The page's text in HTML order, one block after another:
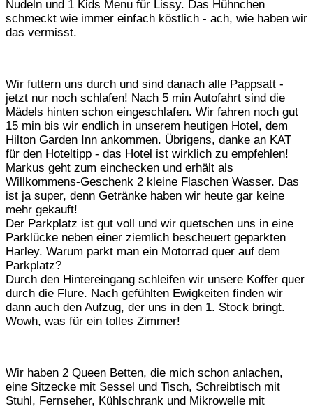
Nudeln und 1 Kids Menu für Lissy. Das Hühnchen
schmeckt wie immer einfach köstlich - ach, wie haben wir
das vermisst.
Wir futtern uns durch und sind danach alle Pappsatt -
jetzt nur noch schlafen! Nach 5 min Autofahrt sind die
Mädels hinten schon eingeschlafen. Wir fahren noch gut
15 min bis wir endlich in unserem heutigen Hotel, dem
Hilton Garden Inn ankommen. Übrigens, danke an KAT
für den Hoteltipp - das Hotel ist wirklich zu empfehlen!
Markus geht zum einchecken und erhält als
Willkommens-Geschenk 2 kleine Flaschen Wasser. Das
ist ja super, denn Getränke haben wir heute gar keine
mehr gekauft!
Der Parkplatz ist gut voll und wir quetschen uns in eine
Parklücke neben einer ziemlich bescheuert geparkten
Harley. Warum parkt man ein Motorrad quer auf dem
Parkplatz?
Durch den Hintereingang schleifen wir unsere Koffer quer
durch die Flure. Nach gefühlten Ewigkeiten finden wir
dann auch den Aufzug, der uns in den 1. Stock bringt.
Wowh, was für ein tolles Zimmer!
Wir haben 2 Queen Betten, die mich schon anlachen,
eine Sitzecke mit Sessel und Tisch, Schreibtisch mit
Stuhl, Fernseher, Kühlschrank und Mikrowelle mit